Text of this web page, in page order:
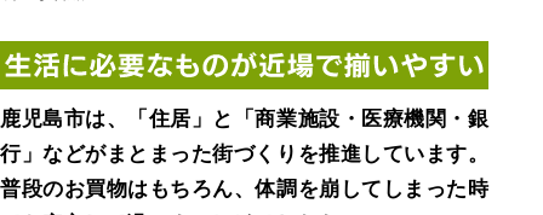
鹿児島市は、「住居」と「商業施設・医療機関・銀
行」などがまとまった街づくりを推進しています。
普段のお買物はもちろん、体調を崩してしまった時